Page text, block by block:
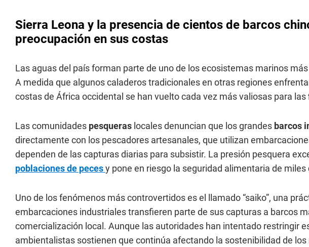
Sierra Leona y la presencia de cientos de barcos
preocupación en sus costas
Las aguas del país forman parte de uno de los ecosistemas marinos
A medida que algunos caladeros tradicionales en otras regiones
costas de África occidental se han vuelto cada vez más valiosas para las
Las comunidades pesqueras locales denuncian que los grandes barcos
directamente con los pescadores artesanales, que utilizan
dependen de las capturas diarias para subsistir. La presión pesquera
poblaciones de pecesy pone en riesgo la seguridad alimentaria de miles
Uno de los fenómenos más controvertidos es el llamado “saiko”, una
embarcaciones industriales transfieren parte de sus capturas a barcos
comercialización local. Aunque las autoridades han intentado restringir
ambientalistas sostienen que continúa afectando la sostenibilidad de